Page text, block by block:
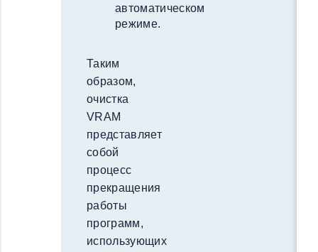
автоматическом
режиме.
Таким
образом,
очистка
VRAM
представляет
собой
процесс
прекращения
работы
программ,
использующих